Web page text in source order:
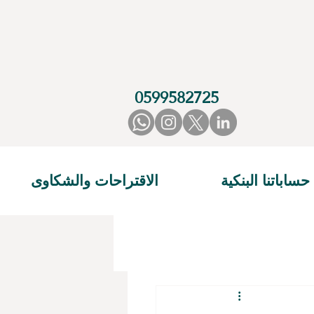
0599582725
حساباتنا البنكية الاقتراحات والشكاوى